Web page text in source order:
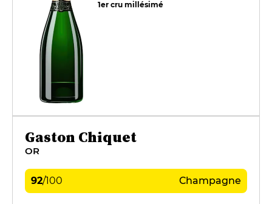
1er cru millésimé
Gaston Chiquet
OR
92/100 Champagne